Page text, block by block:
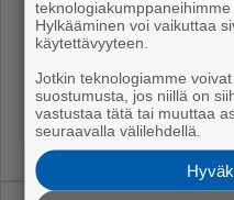
den pääs­tä Vi­pel­tä­jät -
kan, jat­kaa
Hylkääminen voi vaikuttaa
käytettävyyteen.
Jotkin teknologiamme
suostumusta, jos niillä on
vastustaa tätä tai muuttaa
seuraavalla välilehdellä.